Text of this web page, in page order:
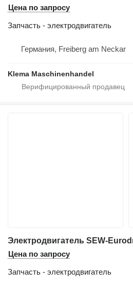
Цена по запросу
Запчасть - электродвигатель
Германия, Freiberg am Neckar
Klema Maschinenhandel
Цена по запросу
Запчасть - электродвигатель